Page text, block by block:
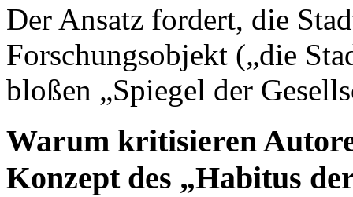
Der Ansatz fordert, die
Forschungsobjekt („die
bloßen „Spiegel der
Warum kritisieren
Konzept des „Habitus